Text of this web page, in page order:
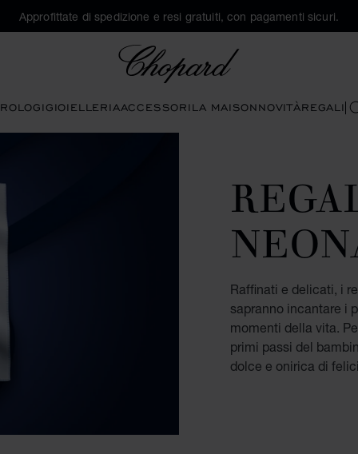
Approfittate di spedizione e resi gratuiti, con pagamenti sicuri.
GIOIELLERIAACCESSORILA MAISONNOVITÀREGALI
Raffinati e delicati, i
sapranno incantare i
momenti della vita.
primi passi del
dolce e onirica di